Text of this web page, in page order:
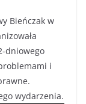
Bieńczak w
dniowego
i
wydarzenia.